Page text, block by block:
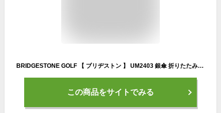
BRIDGESTONE GOLF 【 ブリヂストン 】 UM2403 銀傘 折りたたみ 仕様モデル 晴雨兼用 【 2024年モデル 】 パラソル 傘 雨対策 暑さ対策 熱中症対策
この商品をサイトでみる